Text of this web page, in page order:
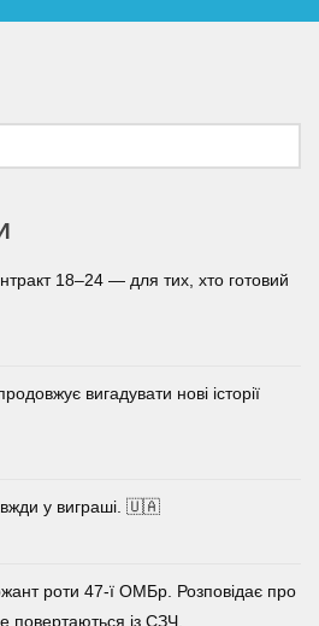
18–24 — для тих, хто готовий
вигадувати нові історії
у виграші. 🇺🇦
роти 47-ї ОМБр. Розповідає про
повертаються із СЗЧ.